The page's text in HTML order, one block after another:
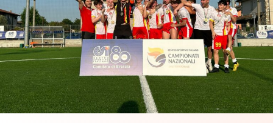
alza